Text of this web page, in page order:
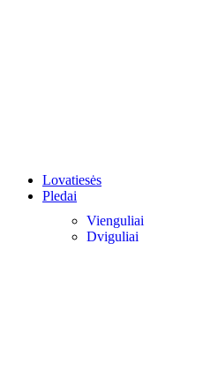
Lovatiesės
Pledai
Vienguliai
Dviguliai